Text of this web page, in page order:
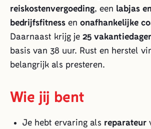
reiskostenvergoeding, een labjas
bedrijfsfitness en onafhankelijke
Daarnaast krijg je 25
basis van 38 uur. Rust en herstel
belangrijk als presteren.
Wie jij bent
Je hebt ervaring als reparateur